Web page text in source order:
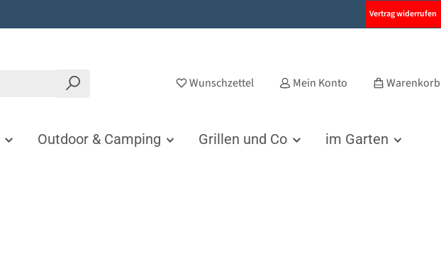
Vertrag widerrufen
Wunschzettel Mein Konto Warenkorb
Outdoor & Camping Grillen und Co im Garten